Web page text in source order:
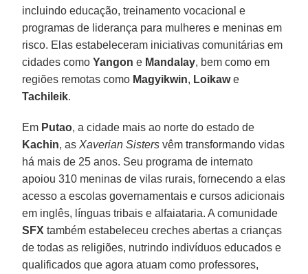
incluindo educação, treinamento vocacional e
programas de liderança para mulheres e meninas em
risco. Elas estabeleceram iniciativas comunitárias em
cidades comoYangon e Mandalay, bem como em
regiões remotas como Magyikwin, Loikawe
Tachileik.
Em Putao, a cidade mais ao norte do estado de
Kachin, asXaverian Sisters vêm transformando vidas
há mais de 25 anos. Seu programa de internato
apoiou 310 meninas de vilas rurais, fornecendo a elas
acesso a escolas governamentais e cursos adicionais
em inglês, línguas tribais e alfaiataria. A comunidade
SFX também estabeleceu creches abertas a crianças
de todas as religiões, nutrindo indivíduos educados e
qualificados que agora atuam como professores,